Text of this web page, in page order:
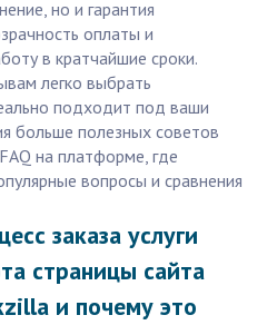
но и гарантия
оплаты и
в кратчайшие сроки.
легко выбрать
подходит под ваши
больше полезных советов
на платформе, где
вопросы и сравнения
заказа услуги
страницы сайта
и почему это